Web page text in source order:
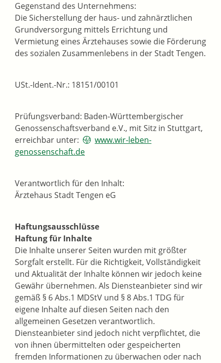
Gegenstand des Unternehmens:
Die Sicherstellung der haus- und zahnärztlichen
Grundversorgung mittels Errichtung und
Vermietung eines Ärztehauses sowie die Förderung
des sozialen Zusammenlebens in der Stadt Tengen.
USt.-Ident.-Nr.: 18151/00101
Prüfungsverband: Baden-Württembergischer
Genossenschaftsverband e.V., mit Sitz in Stuttgart,
erreichbar unter:
www.wir-leben-
genossenschaft.de
Verantwortlich für den Inhalt:
Ärztehaus Stadt Tengen eG
Haftungsausschlüsse
Haftung für Inhalte
Die Inhalte unserer Seiten wurden mit größter
Sorgfalt erstellt. Für die Richtigkeit, Vollständigkeit
und Aktualität der Inhalte können wir jedoch keine
Gewähr übernehmen. Als Diensteanbieter sind wir
gemäß § 6 Abs.1 MDStV und § 8 Abs.1 TDG für
eigene Inhalte auf diesen Seiten nach den
allgemeinen Gesetzen verantwortlich.
Diensteanbieter sind jedoch nicht verpflichtet, die
von ihnen übermittelten oder gespeicherten
fremden Informationen zu überwachen oder nach